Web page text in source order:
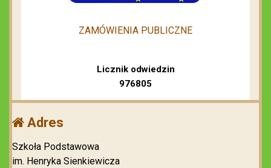
ZAMÓWIENIA PUBLICZNE
Licznik odwiedzin
976805
Adres
Szkoła Podstawowa
im. Henryka Sienkiewicza